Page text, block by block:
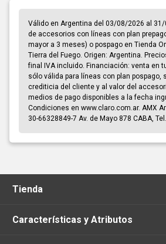
Válido en Argentina del 03/08/2026 al
de accesorios con líneas con plan
mayor a 3 meses) o pospago en Tienda
Tierra del Fuego. Origen: Argentina.
final IVA incluido. Financiación: venta en
sólo válida para líneas con plan pospago,
crediticia del cliente y al valor del
medios de pago disponibles a la fecha
Condiciones en www.claro.com.ar. AMX
30-66328849-7 Av. de Mayo 878 CABA,
Tienda
Características y Atributos